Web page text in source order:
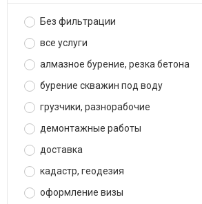
Без фильтрации
все услуги
алмазное бурение, резка бетона
бурение скважин под воду
грузчики, разнорабочие
демонтажные работы
доставка
кадастр, геодезия
оформление визы